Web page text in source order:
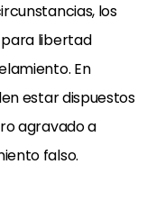
los
para libertad
En
estar dispuestos
agravado a
falso.